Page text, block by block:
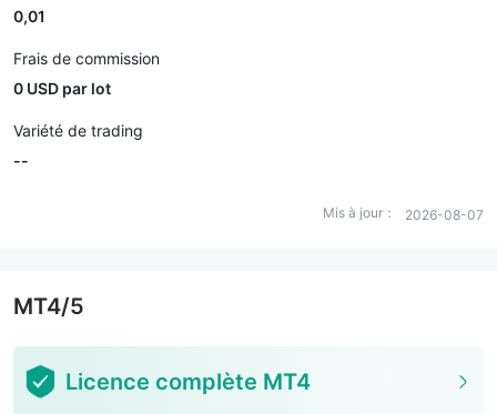
0,01
Frais de commission
0 USD par lot
Variété de trading
--
Mis à jour： 2026-08-07
MT4/5
Licence complète MT4